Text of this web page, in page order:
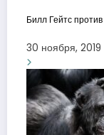
Билл Гейтс
30 ноября, 2019